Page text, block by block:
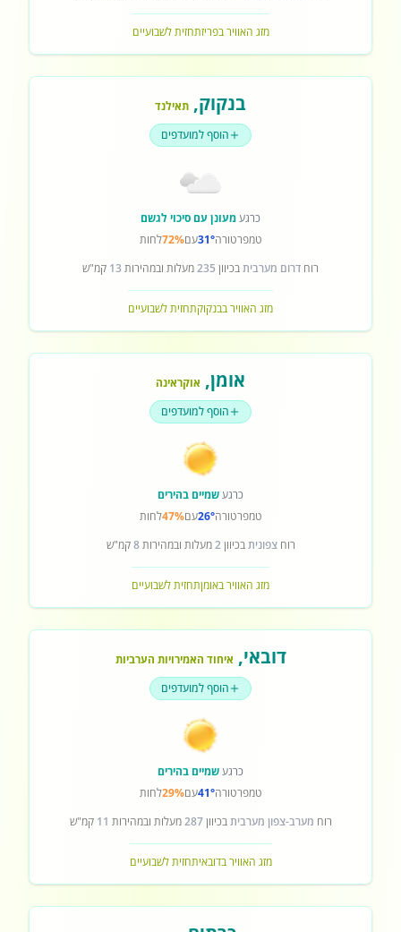
מזג האוויר בפריזתחזית לשבועיים
בנקוק, תאילנד
הוסף למועדפים
כרגעמעונן עם סיכוי לגשם
טמפרטורה31°עם72%לחות
רוח דרום מערביתבכיוון 235מעלות ובמהירות 13 קמ"ש
מזג האוויר בבנקוקתחזית לשבועיים
אומן, אוקראינה
הוסף למועדפים
כרגעשמיים בהירים
טמפרטורה26°עם47%לחות
רוחצפוניתבכיוון2מעלות ובמהירות8קמ"ש
מזג האוויר באומןתחזית לשבועיים
דובאי, איחוד האמירויות הערביות
הוסף למועדפים
כרגעשמיים בהירים
טמפרטורה41°עם29%לחות
רוח מערב-צפון מערביתבכיוון287מעלות ובמהירות 11 קמ"ש
מזג האוויר בדובאיתחזית לשבועיים